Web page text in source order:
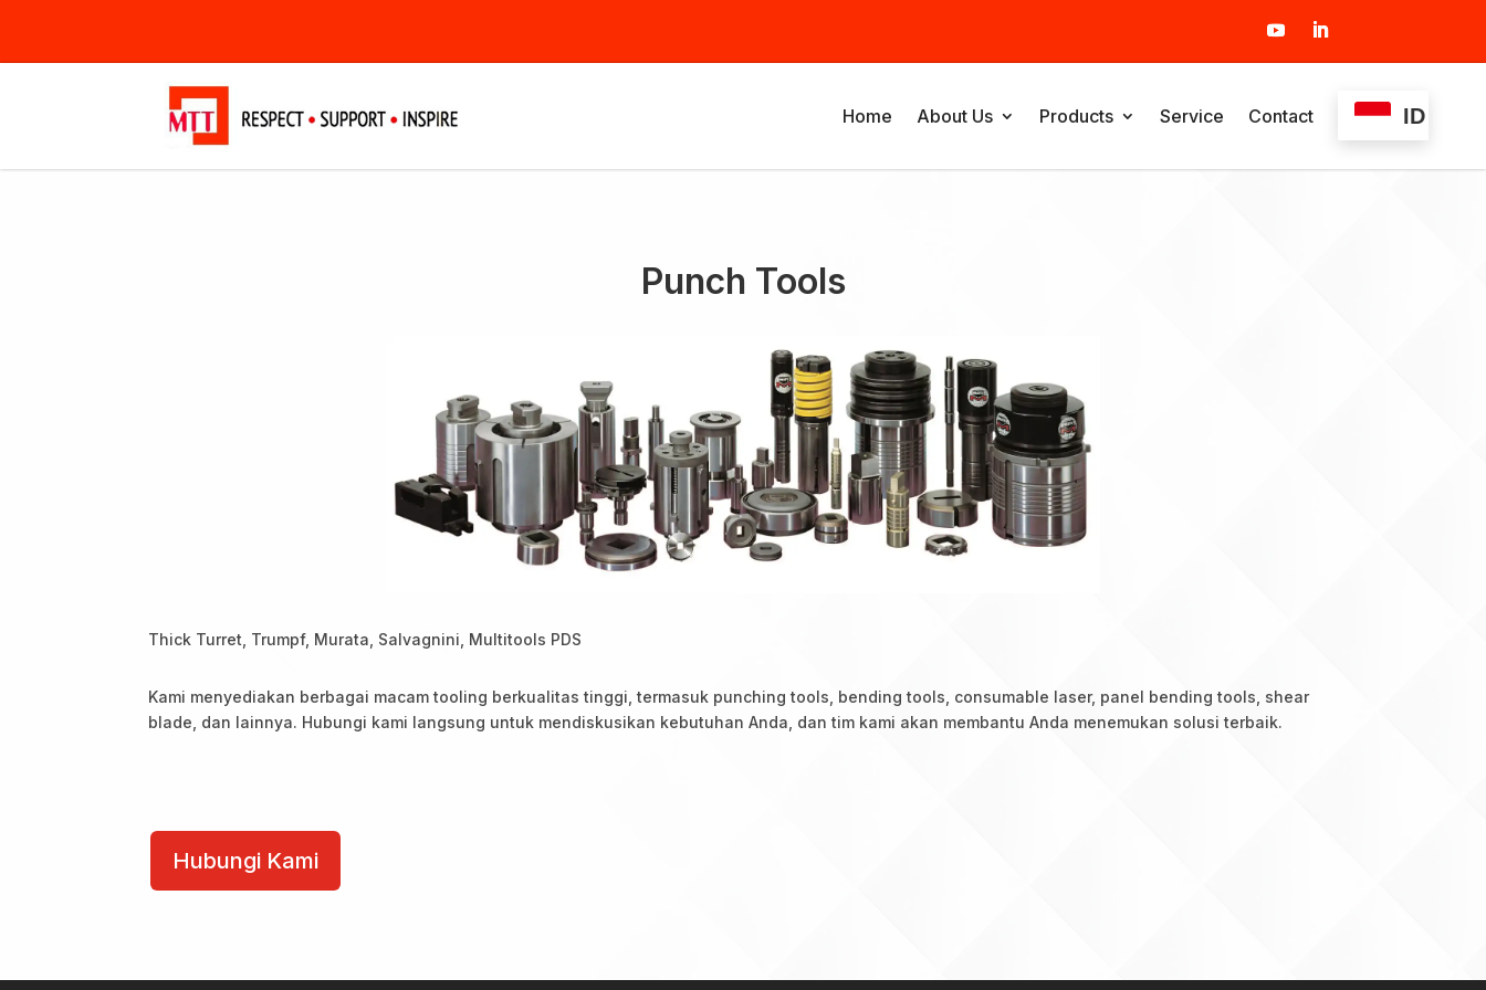
Home About Us Products Service Contact ID
Punch Tools
Thick Turret, Trumpf, Murata, Salvagnini, Multitools PDS
Kami menyediakan berbagai macam tooling berkualitas tinggi, termasuk punching tools, bending tools, consumable laser, panel bending tools, shear
blade, dan lainnya. Hubungi kami langsung untuk mendiskusikan kebutuhan Anda, dan tim kami akan membantu Anda menemukan solusi terbaik.
Punch
Tools
quantity
Hubungi Kami